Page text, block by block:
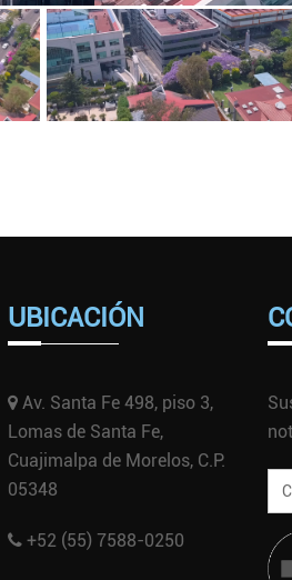
UBICACIÓN
Av. Santa Fe 498, piso 3,
Lomas de Santa Fe,
Cuajimalpa de Morelos, C.P.
05348
+52 (55) 7588-0250